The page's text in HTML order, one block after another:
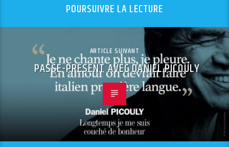
POURSUIVRE LA LECTURE
ARTICLE SUIVANT
PASSÉ-PRÉSENT AVEC DANIEL PICOULY